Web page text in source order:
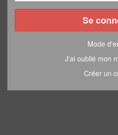
Se
Mode
J'ai oublié mon
Créer un